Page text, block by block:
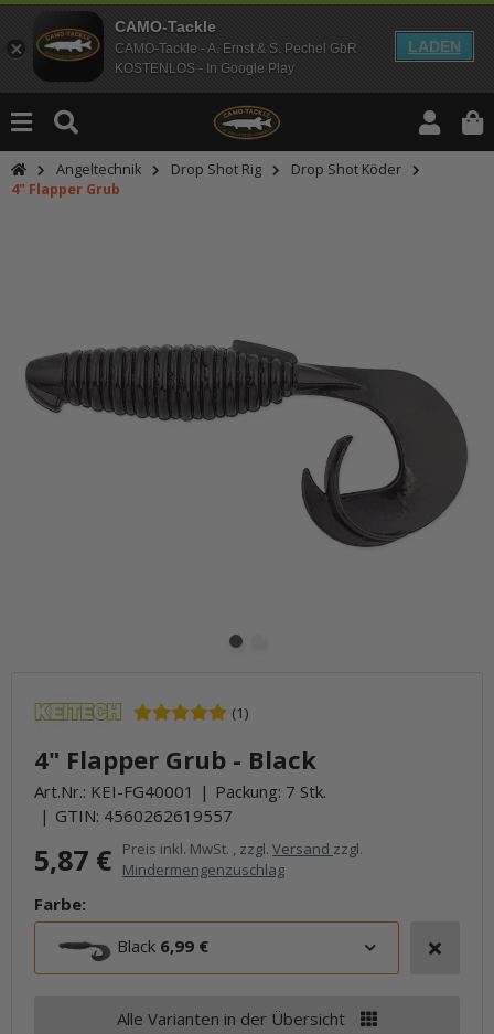
CAMO-Tackle
CAMO-Tackle - A. Ernst & S. Pechel GbR
KOSTENLOS - In Google Play
LADEN
Angeltechnik Drop Shot Rig
Drop Shot Köder
4" Flapper Grub
(1)
4" Flapper Grub - Black
Art.Nr.: KEI-FG40001
Packung: 7 Stk.
GTIN: 4560262619557
5,87 € Preis inkl. MwSt. , zzgl. Versand zzgl.
Mindermengenzuschlag
Farbe:
Black 6,99 €
Alle Varianten in der Übersicht